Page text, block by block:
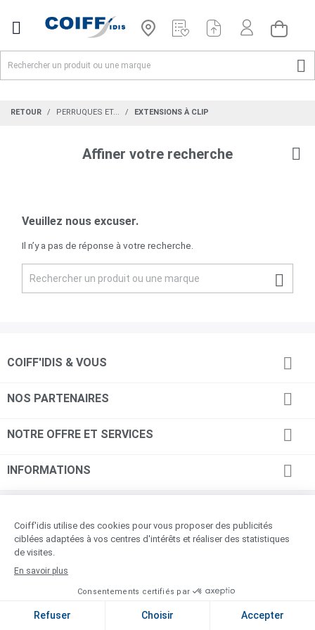


RETOUR PERRUQUES ET... EXTENSIONS À CLIP
Affiner votre recherche
Veuillez nous excuser.
Il n’y a pas de réponse à votre recherche.

COIFF'IDIS & VOUS 
NOS PARTENAIRES 
NOTRE OFFRE ET SERVICES 
INFORMATIONS 